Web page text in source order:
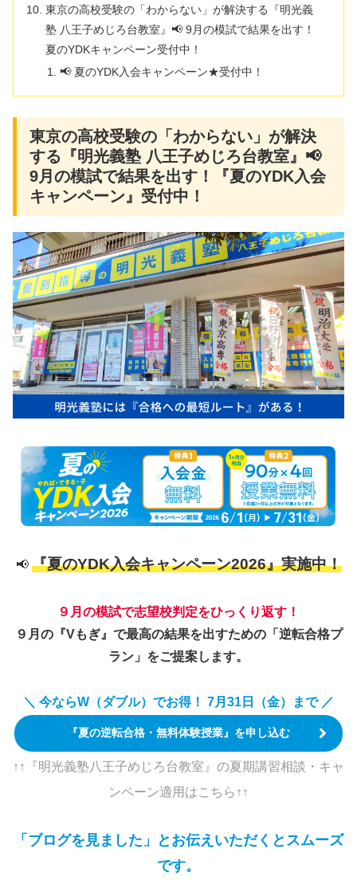
東京の高校受験の「わからない」が解決する『明光義
塾 八王子めじろ台教室』📢 9月の模試で結果を出す！
夏のYDKキャンペーン受付中！
📢 夏のYDK入会キャンペーン★受付中！
東京の高校受験の「わからない」が解決
する『明光義塾 八王子めじろ台教室』📢
9月の模試で結果を出す！『夏のYDK入会
キャンペーン』受付中！
📢 『夏のYDK入会キャンペーン2026』実施中！
９月の模試で志望校判定をひっくり返す！
９月の『Vもぎ』で最高の結果を出すための「逆転合格プ
ラン」をご提案します。
＼ 今ならW（ダブル）でお得！ 7月31日（金）まで ／
『夏の逆転合格・無料体験授業』を申し込む
↑↑『明光義塾八王子めじろ台教室』の夏期講習相談・キャ
ンペーン適用はこちら↑↑
「ブログを見ました」とお伝えいただくとスムーズ
です。